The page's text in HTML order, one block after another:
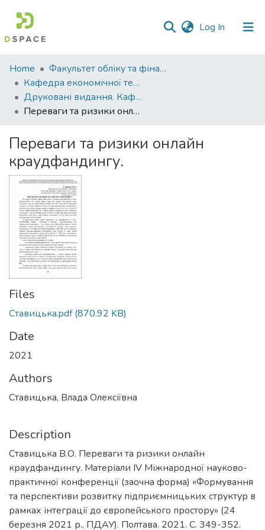
Log In (current)
Communities
&
Collections
All of DSpace
Statistics
Home
Факультет обліку та фінансів
Кафедра економічної теорії та економічних досліджень
Друковані видання. Кафедра економічної теорії та економічних досліджень
Переваги та ризики онлайн краудфандингу.
Переваги та ризики онлайн
краудфандингу.
Files
Ставицька.pdf(870.92 KB)
Date
2021
Authors
Ставицька, Влада Олексіївна
Description
Ставицька В.О. Переваги та ризики онлайн
краудфандингу. Матеріали ІV Міжнародної науково-
практичної конференції (заочна форма) «Формування
та перспективи розвитку підприємницьких структур в
рамках інтеграції до європейського простору» (24
березня 2021 р., ПДАУ). Полтава. 2021. С. 349-352.